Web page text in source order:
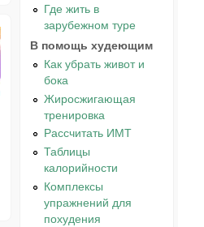
Где жить в
зарубежном туре
В помощь худеющим
Как убрать живот и
бока
Жиросжигающая
тренировка
Рассчитать ИМТ
Таблицы
калорийности
Комплексы
упражнений для
похудения